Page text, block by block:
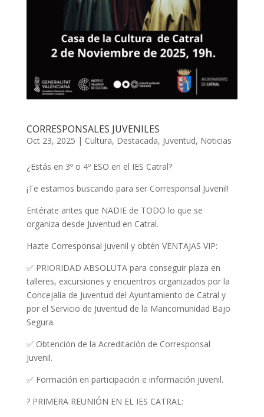
CORRESPONSALES JUVENILES
Oct 23, 2025 | Cultura, Destacada, Juventud, Noticias
¿Estás en 3º o 4º ESO en el IES Catral?
¡Te estamos buscando para ser Corresponsal Juvenil!
Entérate antes que NADIE de TODO lo que se
organiza desde Juventud en Catral.
Hazte Corresponsal Juvenil y obtén VENTAJAS VIP:
✅ PRIORIDAD ABSOLUTA para conseguir plaza en
talleres, excursiones y encuentros organizados por la
Concejalía de Juventud del Ayuntamiento de Catral y
por el Servicio de Juventud de la Mancomunidad Bajo
Segura.
✅ Obtención de la Acreditación de Corresponsal
Juvenil.
✅ Formación en participación e información juvenil.
?️ PRIMERA REUNIÓN EN EL IES CATRAL: